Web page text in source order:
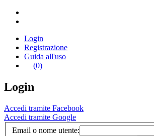
Login
Registrazione
Guida all'uso
(0)
Login
Accedi tramite Facebook
Accedi tramite Google
Email o nome utente: